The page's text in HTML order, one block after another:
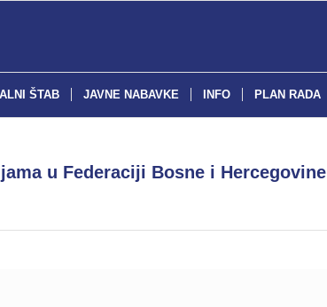
ŠTAB JAVNE NABAVKE INFO PLAN RADA
u Federaciji Bosne i Hercegovine